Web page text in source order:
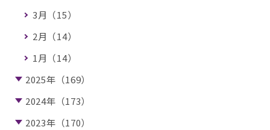
3月（15）
2月（14）
1月（14）
2025年（169）
2024年（173）
2023年（170）